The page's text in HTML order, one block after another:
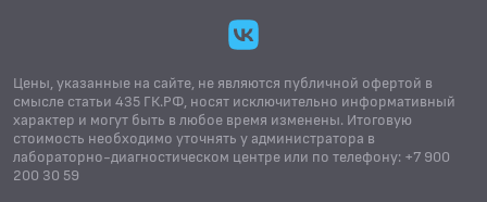
Цены, указанные на сайте, не являются публичной офертой в
смысле статьи 435 ГК.РФ, носят исключительно информативный
характер и могут быть в любое время изменены. Итоговую
стоимость необходимо уточнять у администратора в
лабораторно-диагностическом центре или по телефону: +7 900
200 30 59